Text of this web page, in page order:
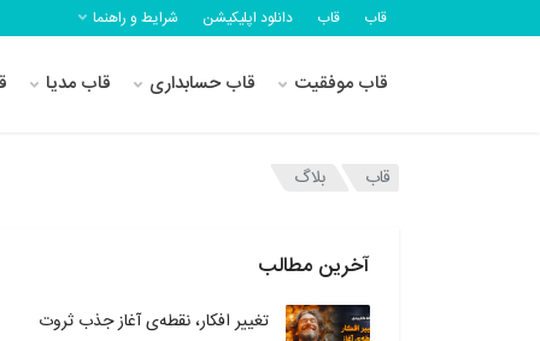
قاب قاب دانلود اپلیکیشن شرایط و راهنما
قاب موفقیت قاب حسابداری قاب مدیا
قاب بلاگ
آخرین مطالب
تغییر افکار، نقطه‌ی آغاز جذب ثروت